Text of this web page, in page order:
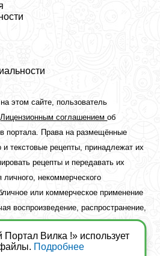
этом сайте, пользователь
Лицензионным соглашениемоб
портала. Права на размещённые
текстовые рецепты, принадлежат их
рецепты и передавать их
некоммерческого
или коммерческое применение
воспроизведение, распространение,
- возможно лишь при наличии
разрешения правообладателя.
Портал Вилка
Вилка !» использует
Подробнее